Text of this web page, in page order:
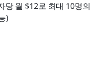
당 월 $12로 최대 10명의
)